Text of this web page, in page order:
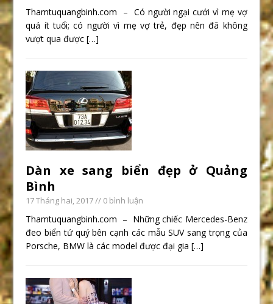
Thamtuquangbinh.com – Có người ngại cưới vì mẹ vợ
quá ít tuổi; có người vì mẹ vợ trẻ, đẹp nên đã không
vượt qua được[…]
Dàn xe sang biển đẹp ở Quảng
Bình
17 Tháng hai, 2017// 0 bình luận
Thamtuquangbinh.com – Những chiếc Mercedes-Benz
đeo biển tứ quý bên cạnh các mẫu SUV sang trọng của
Porsche, BMW là các model được đại gia[…]